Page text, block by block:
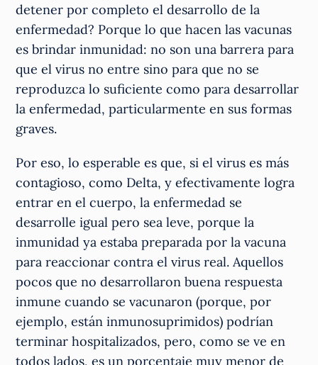
detener por completo el desarrollo de la
enfermedad? Porque lo que hacen las vacunas
es brindar inmunidad: no son una barrera para
que el virus no entre sino para que no se
reproduzca lo suficiente como para desarrollar
la enfermedad, particularmente en sus formas
graves.
Por eso, lo esperable es que, si el virus es más
contagioso, como Delta, y efectivamente logra
entrar en el cuerpo, la enfermedad se
desarrolle igual pero sea leve, porque la
inmunidad ya estaba preparada por la vacuna
para reaccionar contra el virus real. Aquellos
pocos que no desarrollaron buena respuesta
inmune cuando se vacunaron (porque, por
ejemplo, están inmunosuprimidos) podrían
terminar hospitalizados, pero, como se ve en
todos lados, es un porcentaje muy menor de